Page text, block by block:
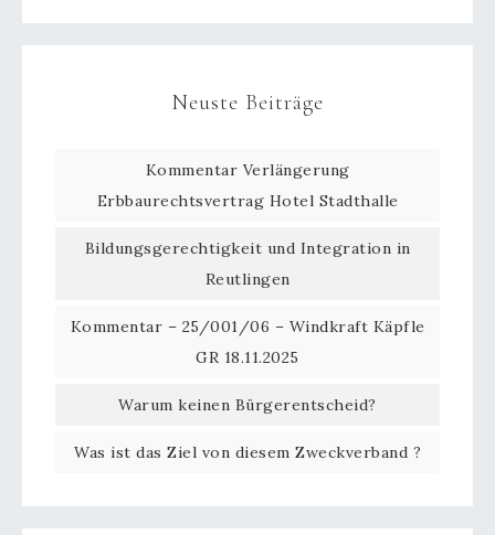
Neuste Beiträge
Kommentar Verlängerung
Erbbaurechtsvertrag Hotel Stadthalle
Bildungsgerechtigkeit und Integration in
Reutlingen
Kommentar – 25/001/06 – Windkraft Käpfle
GR 18.11.2025
Warum keinen Bürgerentscheid?
Was ist das Ziel von diesem Zweckverband ?